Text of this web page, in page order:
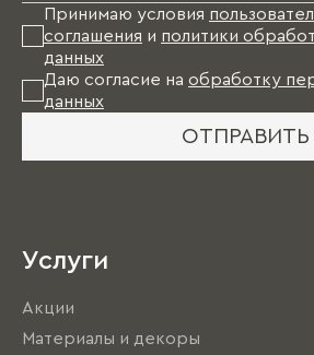
Принимаю условия
соглашения и политики
данных
Даю согласие на обработку
данных
ОТПРАВИТЬ
Услуги
Акции
Материалы и декоры